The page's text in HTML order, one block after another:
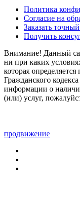
Политика
Согласие на
Заказать
Получить
Внимание! Данный
ни при каких
которая
Гражданского
информации о
(или) услуг,
продвижение